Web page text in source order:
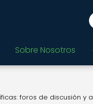
Sobre Nosotros
foros de discusión y